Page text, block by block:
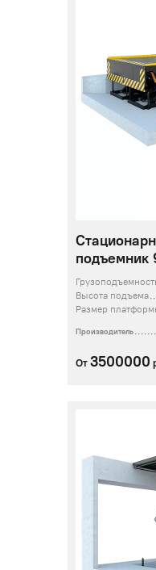
подъемник
Высота подъема
Размер
Производитель
От 3500000